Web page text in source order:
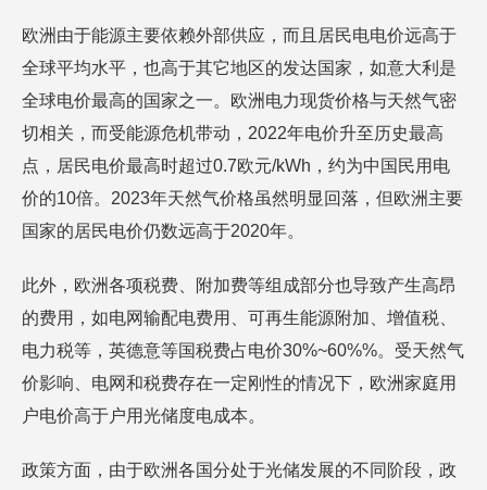
欧洲由于能源主要依赖外部供应，而且居民电电价远高于
全球平均水平，也高于其它地区的发达国家，如意大利是
全球电价最高的国家之一。欧洲电力现货价格与天然气密
切相关，而受能源危机带动，2022年电价升至历史最高
点，居民电价最高时超过0.7欧元/kWh，约为中国民用电
价的10倍。2023年天然气价格虽然明显回落，但欧洲主要
国家的居民电价仍数远高于2020年。
此外，欧洲各项税费、附加费等组成部分也导致产生高昂
的费用，如电网输配电费用、可再生能源附加、增值税、
电力税等，英德意等国税费占电价30%~60%%。受天然气
价影响、电网和税费存在一定刚性的情况下，欧洲家庭用
户电价高于户用光储度电成本。
政策方面，由于欧洲各国分处于光储发展的不同阶段，政